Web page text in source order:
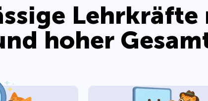
Lehrkräfte
hoher